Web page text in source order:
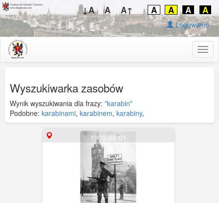
↓A A A↑ A A A A
Logowanie
Wyszukiwarka zasobów
Wynik wyszukiwania dla frazy: "karabin"
Podobne: karabinami, karabinem, karabiny,
1939-09-01